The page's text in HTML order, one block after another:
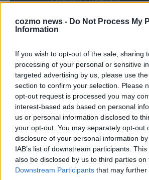
cozmo news - Do Not Process My
Information
If you wish to opt-out of the sale, sharing
processing of your personal or sensitive
targeted advertising by us, please use
section to confirm your selection. Please
opt-out request is processed you may
interest-based ads based on personal
us or personal information disclosed to
your opt-out. You may separately opt-out
disclosure of your personal information
IAB’s list of downstream participants.
also be disclosed by us to third parties on
Downstream Participants that may
ANZEIGE